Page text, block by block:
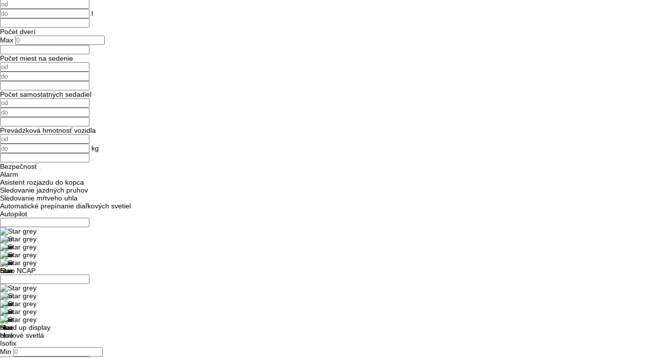
l
Počet dverí
Max
Počet miest na sedenie
Počet samostatných sedadiel
Prevádzková hmotnosť vozidla
kg
Bezpečnosť
Alarm
Asistent rozjazdu do kopca
Sledovanie jazdných pruhov
Sledovanie mŕtveho uhla
Automatické prepínanie diaľkových svetiel
Autopilot
Euro NCAP
Head up display
Hmlové svetlá
Isofix
Min